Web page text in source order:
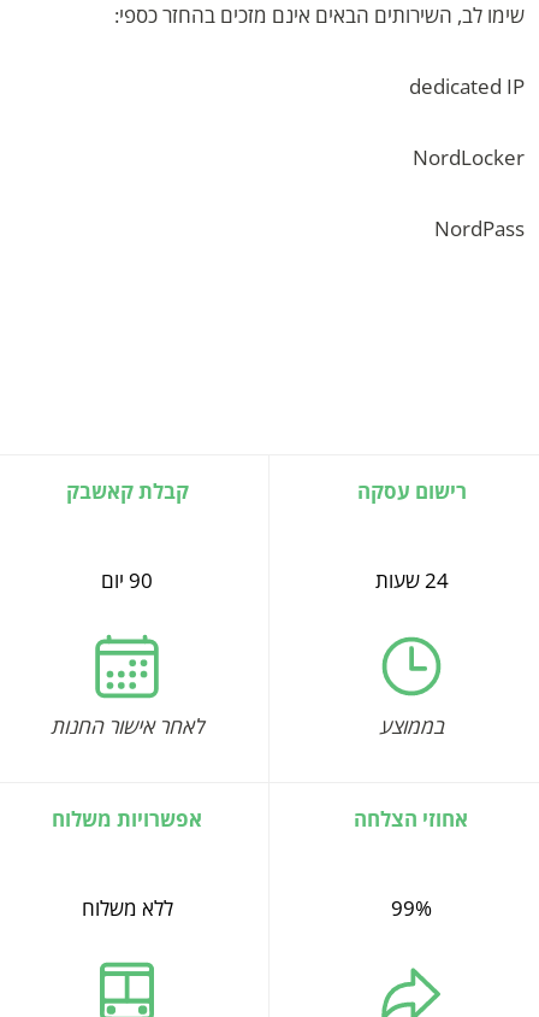
שימו לב, השירותים הבאים אינם מזכים בהחזר כספי:
dedicated IP
NordLocker
NordPass
רישום עסקה
24 שעות
בממוצע
קבלת קאשבק
90 יום
לאחר אישור החנות
אחוזי הצלחה
99%
אפשרויות משלוח
ללא משלוח